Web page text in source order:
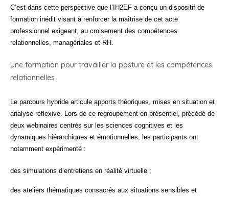
C’est dans cette perspective que l’IH2EF a conçu un dispositif de
formation inédit visant à renforcer la maîtrise de cet acte
professionnel exigeant, au croisement des compétences
relationnelles, managériales et RH.
Une formation pour travailler la posture et les compétences
relationnelles
Le parcours hybride articule apports théoriques, mises en situation et
analyse réflexive. Lors de ce regroupement en présentiel, précédé de
deux webinaires centrés sur les sciences cognitives et les
dynamiques hiérarchiques et émotionnelles, les participants ont
notamment expérimenté :
des simulations d’entretiens en réalité virtuelle ;
des ateliers thématiques consacrés aux situations sensibles et